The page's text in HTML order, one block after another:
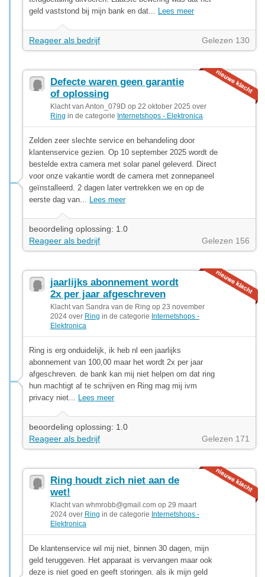
geld vaststond bij mijn bank en dat... Lees meer
Reageer als bedrijf Gelezen 130
Defecte waren geen garantie
of oplossing
Klacht van Anton_079D op 22 oktober 2025 over
Ring in de categorie Internetshops - Elektronica
Zelden zeer slechte service en behandeling door
klantenservice gezien. Op 10 september 2025 wordt de
bestelde extra camera met solar panel geleverd. Direct
voor onze vakantie wordt de camera met zonnepaneel
geïnstalleerd. 2 dagen later vertrekken we en op de
eerste dag van... Lees meer
beoordeling oplossing: 1.0
Reageer als bedrijf
Gelezen 156
jaarlijks abonnement wordt
2x per jaar afgeschreven
Klacht van Sandra van de Ring op 23 november
2024 over Ring in de categorie Internetshops -
Elektronica
Ring is erg onduidelijk, ik heb nl een jaarlijks
abonnement van 100,00 maar het wordt 2x per jaar
afgeschreven. de bank kan mij niet helpen om dat ring
hun machtigt af te schrijven en Ring mag mij ivm
privacy niet... Lees meer
beoordeling oplossing: 1.0
Reageer als bedrijf
Gelezen 171
Ring houdt zich niet aan de
wet!
Klacht van whmrobb@gmail.com op 29 maart
2024 over Ring in de categorie Internetshops -
Elektronica
De klantenservice wil mij niet, binnen 30 dagen, mijn
geld teruggeven. Het apparaat is vervangen maar ook
deze is niet goed en geeft storingen. als ik mijn geld